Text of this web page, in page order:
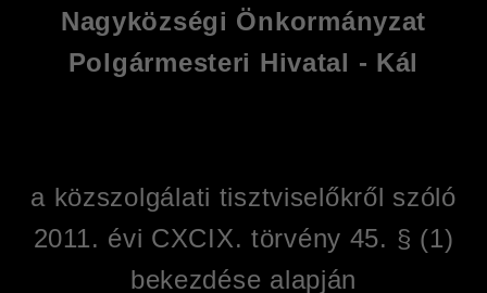
Nagyközségi Önkormányzat
Polgármesteri Hivatal - Kál
a közszolgálati tisztviselőkről szóló
2011. évi CXCIX. törvény 45. § (1)
bekezdése alapján